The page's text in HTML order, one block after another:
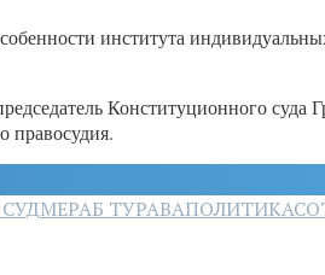
института
Конституционного суда
правосудия.
МЕРАБ ТУРАВАПОЛИТИКА